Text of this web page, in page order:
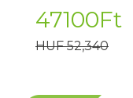
47100Ft
HUF 52,340